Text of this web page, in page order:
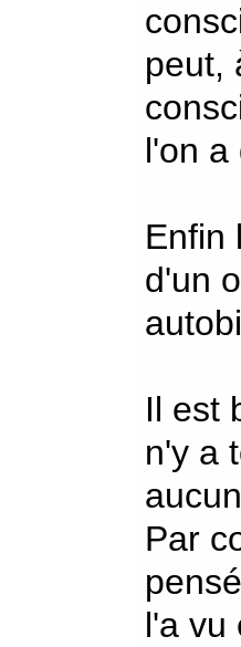
peut,
l'on a
Enfin
d'un
Il est
n'y a
Par
l'a vu